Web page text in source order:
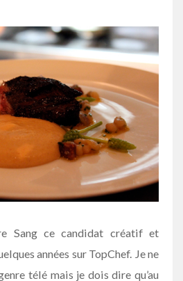
Sang ce candidat créatif et
années sur TopChef. Je ne
télé mais je dois dire qu’au